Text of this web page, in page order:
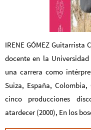
IRENE GÓMEZ Guitarrista
docente en la
una carrera como
Suiza, España,
cinco producciones
atardecer (2000), En los